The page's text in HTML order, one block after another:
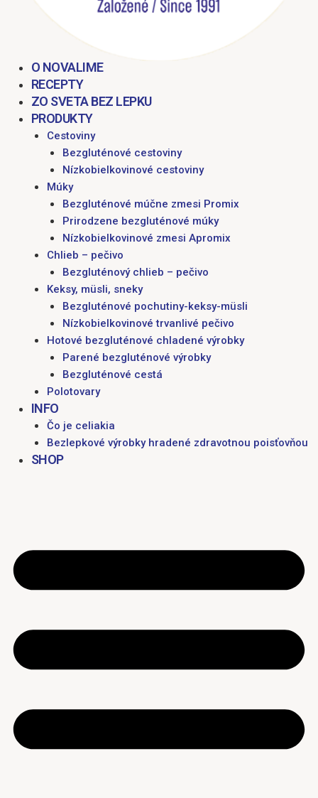
O NOVALIME
RECEPTY
ZO SVETA BEZ LEPKU
PRODUKTY
Cestoviny
Bezgluténové cestoviny
Nízkobielkovinové cestoviny
Múky
Bezgluténové múčne zmesi Promix
Prirodzene bezgluténové múky
Nízkobielkovinové zmesi Apromix
Chlieb – pečivo
Bezgluténový chlieb – pečivo
Keksy, müsli, sneky
Bezgluténové pochutiny-keksy-müsli
Nízkobielkovinové trvanlivé pečivo
Hotové bezgluténové chladené výrobky
Parené bezgluténové výrobky
Bezgluténové cestá
Polotovary
INFO
Čo je celiakia
Bezlepkové výrobky hradené zdravotnou poisťovňou
SHOP